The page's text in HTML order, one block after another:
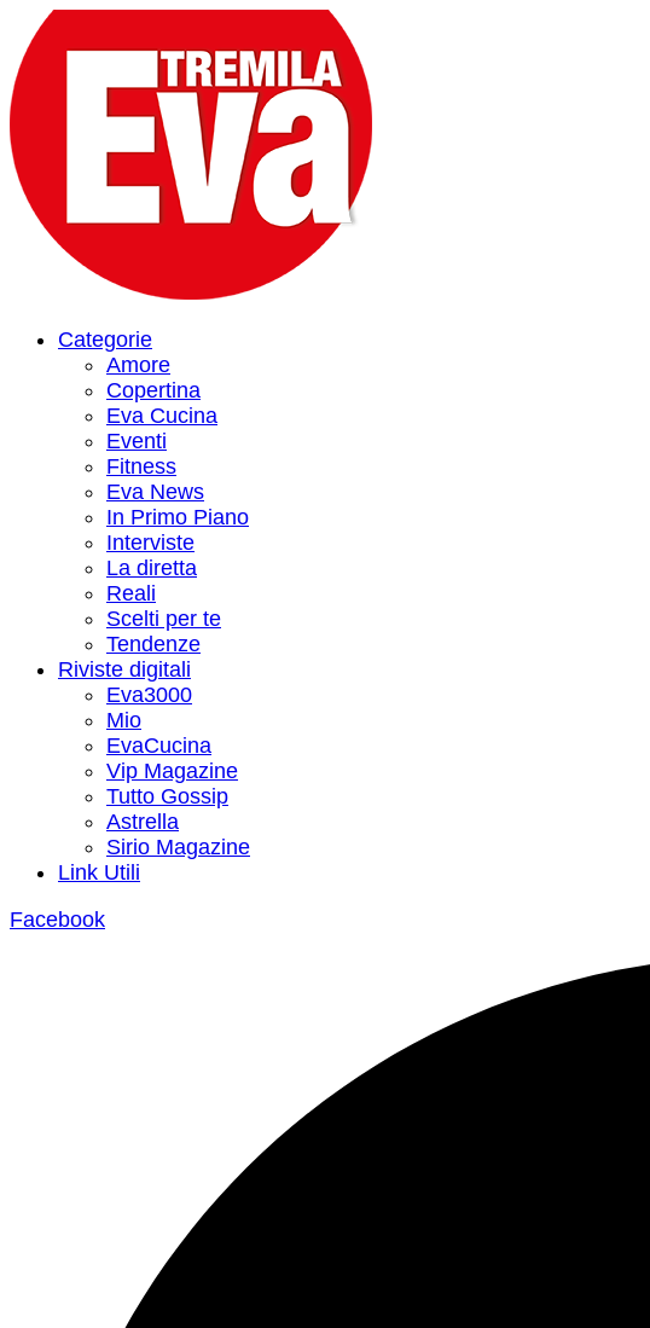
Categorie
Amore
Copertina
Eva Cucina
Eventi
Fitness
Eva News
In Primo Piano
Interviste
La diretta
Reali
Scelti per te
Tendenze
Riviste digitali
Eva3000
Mio
EvaCucina
Vip Magazine
Tutto Gossip
Astrella
Sirio Magazine
Link Utili
Facebook